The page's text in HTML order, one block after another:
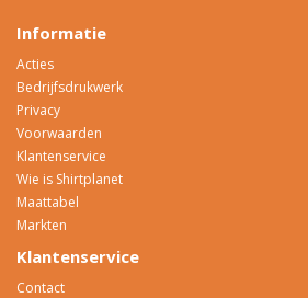
Informatie
Acties
Bedrijfsdrukwerk
Privacy
Voorwaarden
Klantenservice
Wie is Shirtplanet
Maattabel
Markten
Klantenservice
Contact